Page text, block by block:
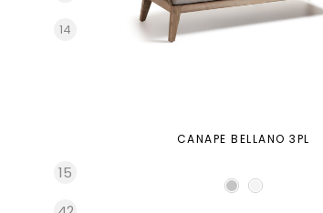
14
15
CANAPE BELLANO 3PL